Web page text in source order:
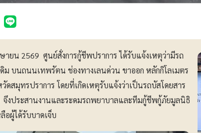
ายน 2569 ศูนย์สั่งการกู้ชีพปราการ ได้รับแจ้งเหตุว่ามีรถ
ม บนถนนเทพรัตน ช่องทางเลนด่วน ขาออก หลักกิโลเมตร
ดสมุทรปราการ โดยที่เกิดเหตุรับแจ้งว่าเป็นรถบัสโดยสาร
จึงประสานงานและระดมรถพยาบาลและทีมกู้ชีพกู้ภัยมูลนิธิ
อผู้ได้รับบาดเจ็บ